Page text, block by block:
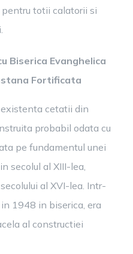
totii calatorii si
Biserica Evanghelica
Fortificata
cetatii din
probabil odata cu
pe fundamentul unei
secolul al XIII-lea,
al XVI-lea. Intr-
1948 in biserica, era
al constructiei